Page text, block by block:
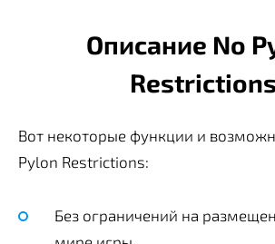
Описание No
Restrictions
Вот некоторые функции и
Pylon Restrictions:
Без ограничений на